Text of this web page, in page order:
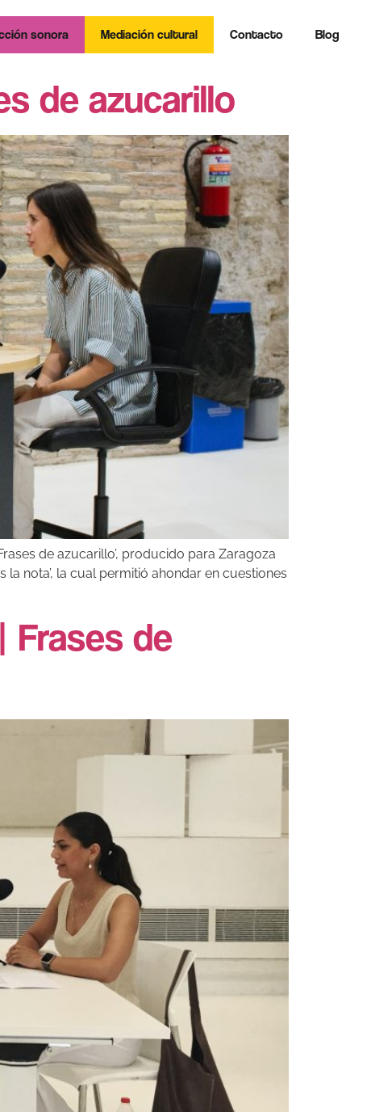
sonora Mediación cultural Contacto Blog
de azucarillo
de azucarillo’, producido para Zaragoza
nota’, la cual permitió ahondar en cuestiones
Frases de